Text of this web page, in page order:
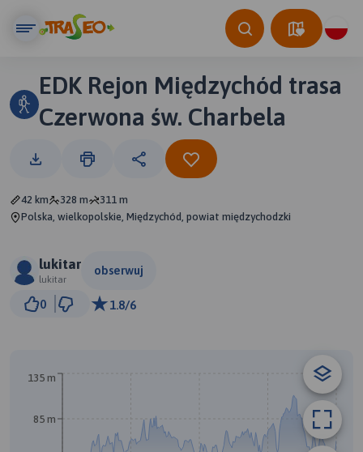
EDK Rejon Międzychód trasa
Czerwona św. Charbela
42 km 328 m
311 m
Polska, wielkopolskie, Międzychód, powiat międzychodzki
lukitar
lukitar
obserwuj
0 1.8/6
B
85 m
135 m